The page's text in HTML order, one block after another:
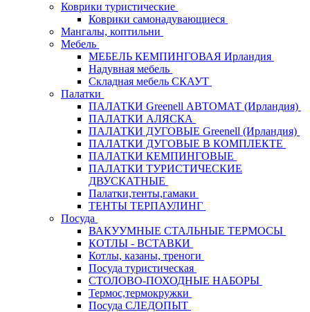
Коврики туристические
Коврики самонадувающиеся
Мангалы, коптильни
Мебель
МЕБЕЛЬ КЕМПИНГОВАЯ Ирландия
Надувная мебель
Складная мебель СКАУТ
Палатки
ПАЛАТКИ Greenell АВТОМАТ (Ирландия)
ПАЛАТКИ АЛЯСКА
ПАЛАТКИ ДУГОВЫЕ Greenell (Ирландия)
ПАЛАТКИ ДУГОВЫЕ В КОМПЛЕКТЕ
ПАЛАТКИ КЕМПИНГОВЫЕ
ПАЛАТКИ ТУРИСТИЧЕСКИЕ
ДВУСКАТНЫЕ
Палатки,тенты,гамаки
ТЕНТЫ ТЕРПАУЛИНГ
Посуда
ВАКУУМНЫЕ СТАЛЬНЫЕ ТЕРМОСЫ
КОТЛЫ - ВСТАВКИ
Котлы, казаны, треноги
Посуда туристическая
СТОЛОВО-ПОХОДНЫЕ НАБОРЫ
Термос,термокружки
Посуда СЛЕДОПЫТ